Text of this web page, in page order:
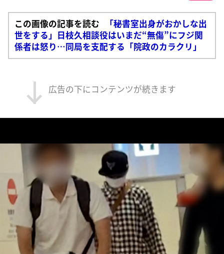
この画像の記事を読む
「秘書室出身がおかしな出
世をする」日枝久相談役はいまだ“無傷”にフジ関
係者は怒り…同局を支配する「院政のカラクリ」
広告の下にコンテンツが続きます